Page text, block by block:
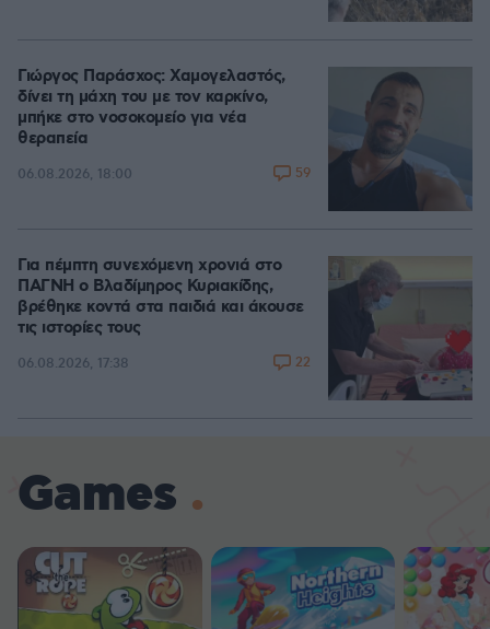
Γιώργος Παράσχος: Χαμογελαστός,
δίνει τη μάχη του με τον καρκίνο,
μπήκε στο νοσοκομείο για νέα
θεραπεία
06.08.2026, 18:00 59
Για πέμπτη συνεχόμενη χρονιά στο
ΠΑΓΝΗ ο Βλαδίμηρος Κυριακίδης,
βρέθηκε κοντά στα παιδιά και άκουσε
τις ιστορίες τους
06.08.2026, 17:38 22
Games